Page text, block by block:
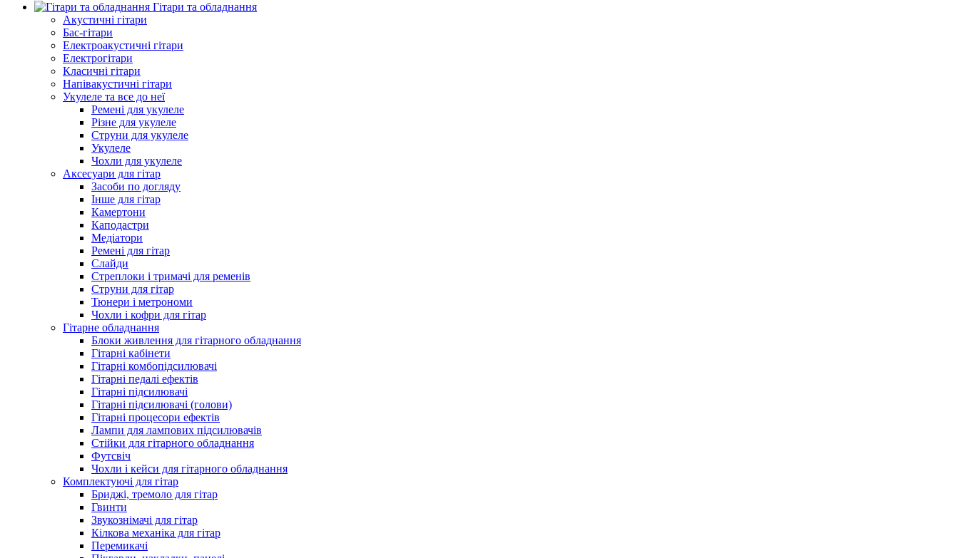
Гітари та обладнання
Акустичні гітари
Бас-гітари
Електроакустичні гітари
Електрогітари
Класичні гітари
Напівакустичні гітари
Укулеле та все до неї
Ремені для укулеле
Різне для укулеле
Струни для укулеле
Укулеле
Чохли для укулеле
Аксесуари для гітар
Засоби по догляду
Інше для гітар
Камертони
Каподастри
Медіатори
Ремені для гітар
Слайди
Стреплоки і тримачі для ременів
Струни для гітар
Тюнери і метрономи
Чохли і кофри для гітар
Гітарне обладнання
Блоки живлення для гітарного обладнання
Гітарні кабінети
Гітарні комбопідсилювачі
Гітарні педалі ефектів
Гітарні підсилювачі
Гітарні підсилювачі (голови)
Гітарні процесори ефектів
Лампи для лампових підсилювачів
Стійки для гітарного обладнання
Футсвіч
Чохли і кейси для гітарного обладнання
Комплектуючі для гітар
Бриджі, тремоло для гітар
Гвинти
Звукознімачі для гітар
Кілкова механіка для гітар
Перемикачі